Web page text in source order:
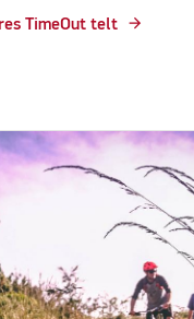
TimeOut telt